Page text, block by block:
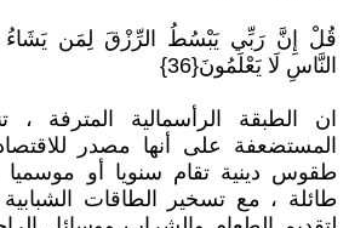
قُلْ إِنَّ رَبِّي يَبْسُطُ الرِّزْقَ لِمَن يَشَاءُ
النَّاسِ لَا يَعْلَمُونَ{36}
ان الطبقة الرأسمالية المترفة ،
المستضعفة على أنها مصدر
طقوس دينية تقام سنويا أو موسميا
طائلة ، مع تسخير الطاقات الشبابية